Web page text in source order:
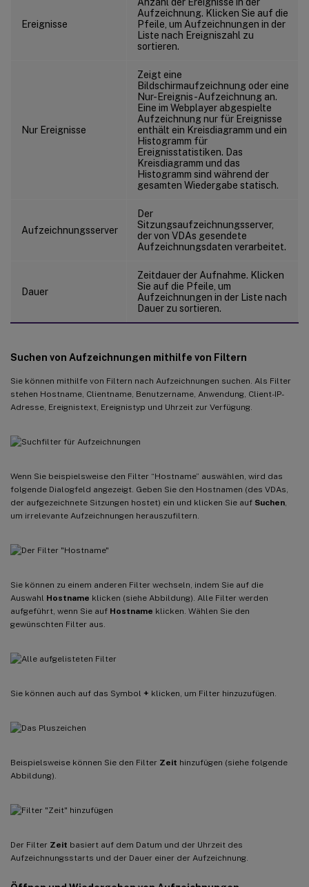
Ereignisse
Aufzeichnung. Klicken Sie auf die
Pfeile, um Aufzeichnungen in der
Liste nach Ereigniszahl zu
sortieren.
Nur Ereignisse
Zeigt eine
Bildschirmaufzeichnung oder eine
Nur-Ereignis-Aufzeichnung an.
Eine im Webplayer abgespielte
Aufzeichnung nur für Ereignisse
enthält ein Kreisdiagramm und ein
Histogramm für
Ereignisstatistiken. Das
Kreisdiagramm und das
Histogramm sind während der
gesamten Wiedergabe statisch.
Aufzeichnungsserver
Der
Sitzungsaufzeichnungsserver,
der von VDAs gesendete
Aufzeichnungsdaten verarbeitet.
Dauer
Zeitdauer der Aufnahme. Klicken
Sie auf die Pfeile, um
Aufzeichnungen in der Liste nach
Dauer zu sortieren.
Suchen von Aufzeichnungen mithilfe von Filtern
Sie können mithilfe von Filtern nach Aufzeichnungen suchen. Als Filter
stehen Hostname, Clientname, Benutzername, Anwendung, Client-IP-
Adresse, Ereignistext, Ereignistyp und Uhrzeit zur Verfügung.
Wenn Sie beispielsweise den Filter “Hostname” auswählen, wird das
folgende Dialogfeld angezeigt. Geben Sie den Hostnamen (des VDAs,
der aufgezeichnete Sitzungen hostet) ein und klicken Sie auf Suchen
um irrelevante Aufzeichnungen herauszufiltern.
Sie können zu einem anderen Filter wechseln, indem Sie auf die
Auswahl Hostname klicken (siehe Abbildung). Alle Filter werden
aufgeführt, wenn Sie auf Hostname klicken. Wählen Sie den
gewünschten Filter aus.
Sie können auch auf das Symbol + klicken, um Filter hinzuzufügen.
Beispielsweise können Sie den Filter Zeit hinzufügen (siehe folgende
Abbildung).
Der Filter Zeit basiert auf dem Datum und der Uhrzeit des
Aufzeichnungsstarts und der Dauer einer der Aufzeichnung.